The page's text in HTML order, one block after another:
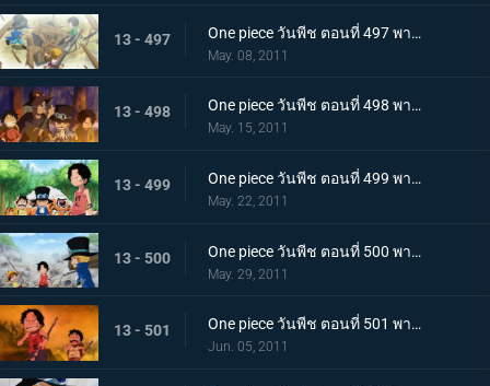
13 - 497 One piece วันพีช ตอนที่ 497 พากย์ไทย บอกลากลุ่มดาดัน! สร้างฐานลับเสร็จแล้ว
May. 08, 2011
13 - 498 One piece วันพีช ตอนที่ 498 พากย์ไทย ลูฟี่ขอเป็นศิษย์!? ชายผู้เคยต่อสู้กับราชาโจรสลัด!
May. 15, 2011
13 - 499 One piece วันพีช ตอนที่ 499 พากย์ไทย ตัดสินกับเสือยักษ์! ใครกันที่จะได้เป็นกัปตัน!
May. 22, 2011
13 - 500 One piece วันพีช ตอนที่ 500 พากย์ไทย อิสระที่ถูกชิงไป! กับดักของขุนนางที่บีบคั้นสามพี่น้อง
May. 29, 2011
13 - 501 One piece วันพีช ตอนที่ 501 พากย์ไทย ไฟที่ถูกจุดขึ้น! เกรย์!เทอมินอล ตกอยู่ในอันตราย
Jun. 05, 2011